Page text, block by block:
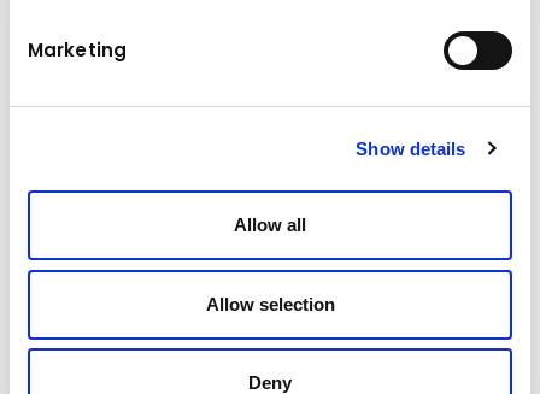
Marketing
Show details
Allow all
Allow selection
Deny